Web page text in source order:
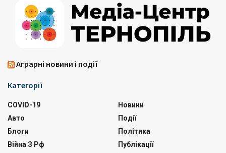
Аграрні новини і події
Категорії
COVID-19
Авто
Блоги
Війна З Рф
Новини
Події
Політика
Публікації